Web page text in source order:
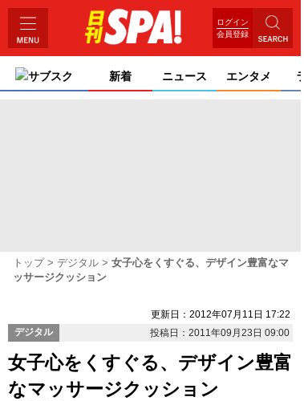
ログイン
会員登録
サブスク 新着 ニュース エンタメ
トップ デジタル
女子心をくすぐる、デザイン豊富なマ
ッサージクッション
更新日：2012年07月11日 17:22
デジタル
投稿日：2011年09月23日 09:00
女子心をくすぐる、デザイン豊富
なマッサージクッション